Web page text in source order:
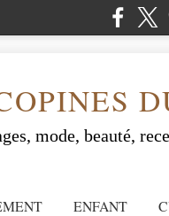
mode, beauté,
ENFANT